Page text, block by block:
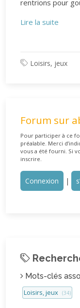
rentrions pour
Lire la suite
Loisirs, jeux
Forum sur
Pour participer à ce
préalable. Merci
vous a été fourni. Si
inscrire.
Connexion |
Mots-clés
Loisirs, jeux (34)